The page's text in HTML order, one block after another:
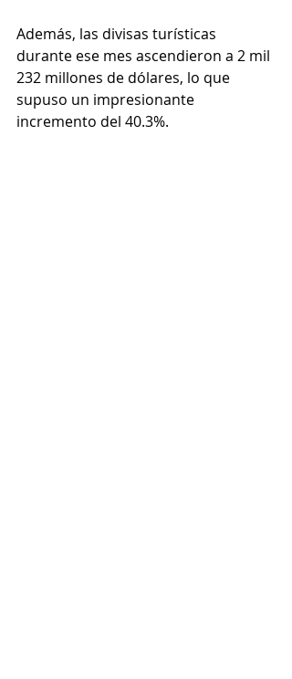
Además, las divisas turísticas
durante ese mes ascendieron a 2 mil
232 millones de dólares, lo que
supuso un impresionante
incremento del 40.3%.